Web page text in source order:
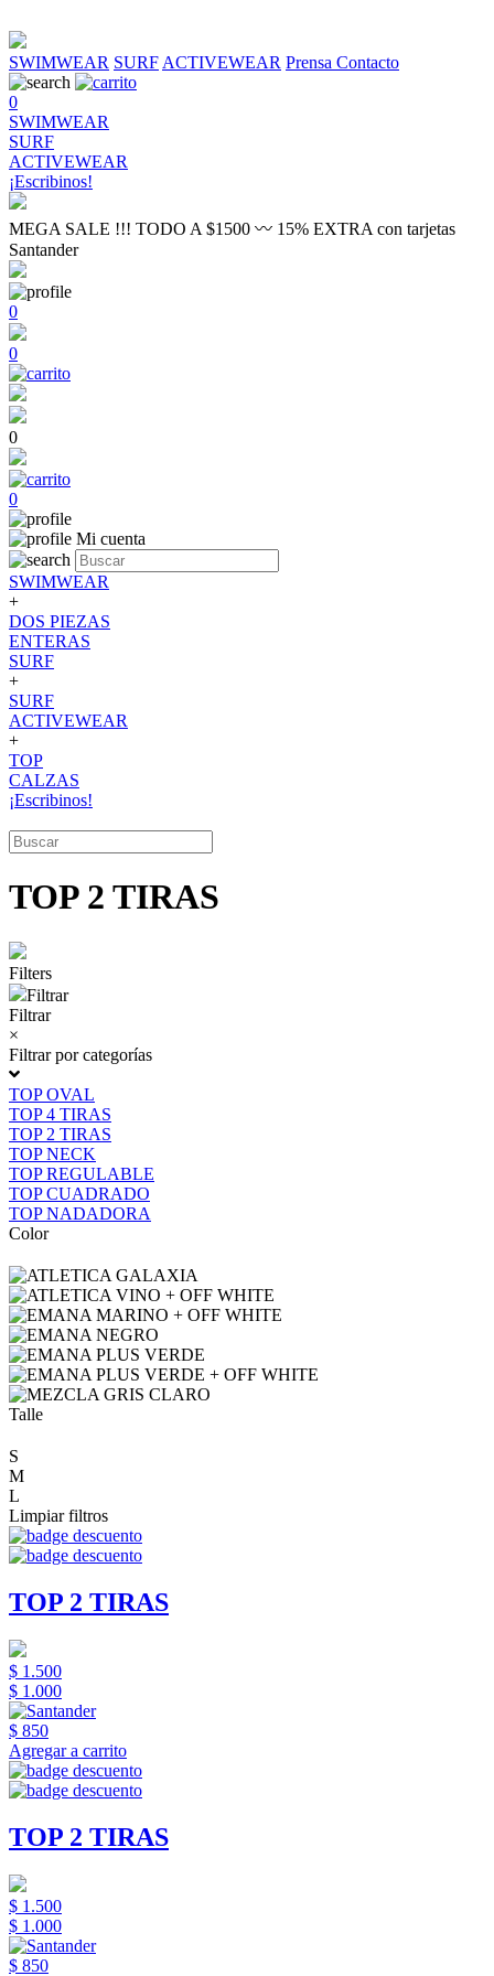
SWIMWEAR SURF ACTIVEWEAR Prensa Contacto
0
SWIMWEAR
SURF
ACTIVEWEAR
¡Escribinos!
MEGA SALE !!! TODO A $1500 〰 15% EXTRA con tarjetas
Santander
0
0
0
0
Mi cuenta
SWIMWEAR
+
DOS PIEZAS
ENTERAS
SURF
+
SURF
ACTIVEWEAR
+
TOP
CALZAS
¡Escribinos!
TOP 2 TIRAS
Filters
Filtrar
Filtrar
×
Filtrar por categorías
TOP OVAL
TOP 4 TIRAS
TOP 2 TIRAS
TOP NECK
TOP REGULABLE
TOP CUADRADO
TOP NADADORA
Color
Talle
S
M
L
Limpiar filtros
TOP 2 TIRAS
$ 1.500
$ 1.000
$ 850
Agregar a carrito
TOP 2 TIRAS
$ 1.500
$ 1.000
$ 850